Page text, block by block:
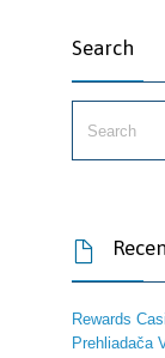
Search

Rewards
Prehliadača